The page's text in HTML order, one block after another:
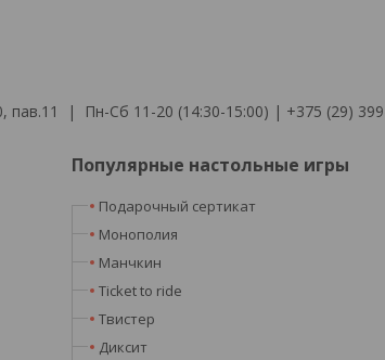
пав.11 | Пн-Сб 11-20 (14:30-15:00) | +375 (29)
Популярные настольные игры
Подарочный сертикат
Монополия
Манчкин
Ticket to ride
Твистер
Диксит